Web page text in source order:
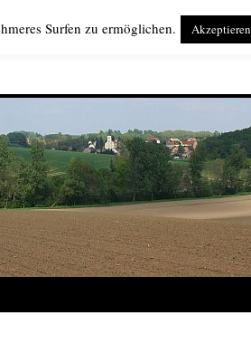
Surfen zu ermöglichen. Akzeptieren